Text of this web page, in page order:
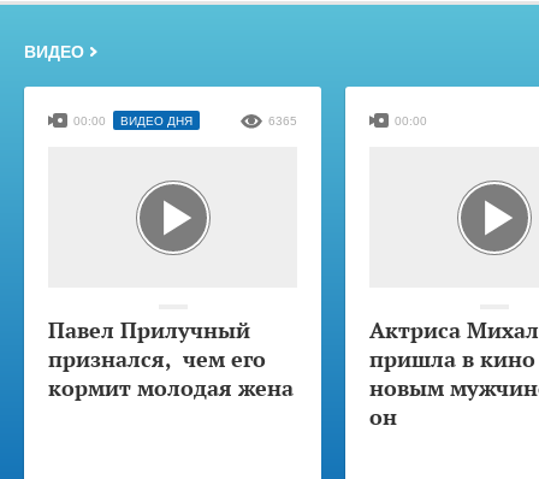
ВИДЕО
Павел Прилучный
признался, чем его
кормит молодая жена
00:00 ВИДЕО ДНЯ 6365
Актриса
пришла в кино
новым
он
00:00